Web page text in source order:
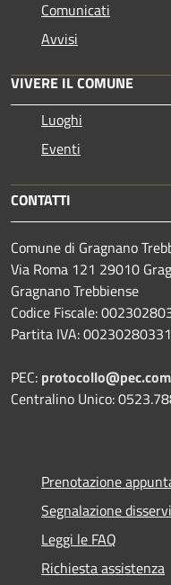
Comunicati
Avvisi
VIVERE IL COMUNE
Luoghi
Eventi
CONTATTI
Comune di Gragnano
Via Roma 121 29010
Gragnano Trebbiense
Codice Fiscale:
Partita IVA: 00230280331
PEC:
Centralino Unico:
Prenotazione
Segnalazione
Leggi le FAQ
Richiesta assistenza